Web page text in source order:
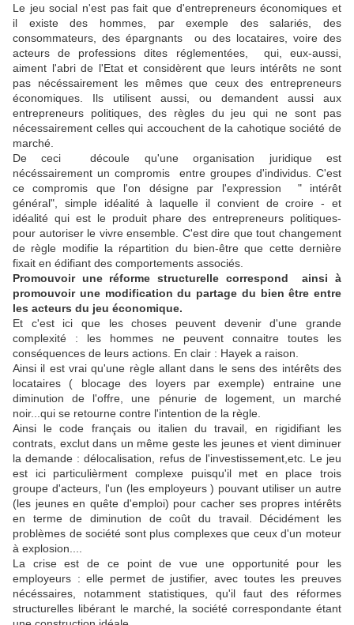
Le jeu social n'est pas fait que d'entrepreneurs économiques et
il existe des hommes, par exemple des salariés, des
consommateurs, des épargnants ou des locataires, voire des
acteurs de professions dites réglementées, qui, eux-aussi,
aiment l'abri de l'Etat et considèrent que leurs intérêts ne sont
pas nécéssairement les mêmes que ceux des entrepreneurs
économiques. Ils utilisent aussi, ou demandent aussi aux
entrepreneurs politiques, des règles du jeu qui ne sont pas
nécessairement celles qui accouchent de la cahotique société de
marché.
De ceci découle qu'une organisation juridique est
nécéssairement un compromis entre groupes d'individus. C'est
ce compromis que l'on désigne par l'expression " intérêt
général", simple idéalité à laquelle il convient de croire - et
idéalité qui est le produit phare des entrepreneurs politiques-
pour autoriser le vivre ensemble. C'est dire que tout changement
de règle modifie la répartition du bien-être que cette dernière
fixait en édifiant des comportements associés.
Promouvoir une réforme structurelle correspond ainsi à
promouvoir une modification du partage du bien être entre
les acteurs du jeu économique.
Et c'est ici que les choses peuvent devenir d'une grande
complexité : les hommes ne peuvent connaitre toutes les
conséquences de leurs actions. En clair : Hayek a raison.
Ainsi il est vrai qu'une règle allant dans le sens des intérêts des
locataires ( blocage des loyers par exemple) entraine une
diminution de l'offre, une pénurie de logement, un marché
noir...qui se retourne contre l'intention de la règle.
Ainsi le code français ou italien du travail, en rigidifiant les
contrats, exclut dans un même geste les jeunes et vient diminuer
la demande : délocalisation, refus de l'investissement,etc. Le jeu
est ici particulièrment complexe puisqu'il met en place trois
groupe d'acteurs, l'un (les employeurs ) pouvant utiliser un autre
(les jeunes en quête d'emploi) pour cacher ses propres intérêts
en terme de diminution de coût du travail. Décidément les
problèmes de société sont plus complexes que ceux d'un moteur
à explosion....
La crise est de ce point de vue une opportunité pour les
employeurs : elle permet de justifier, avec toutes les preuves
nécéssaires, notamment statistiques, qu'il faut des réformes
structurelles libérant le marché, la société correspondante étant